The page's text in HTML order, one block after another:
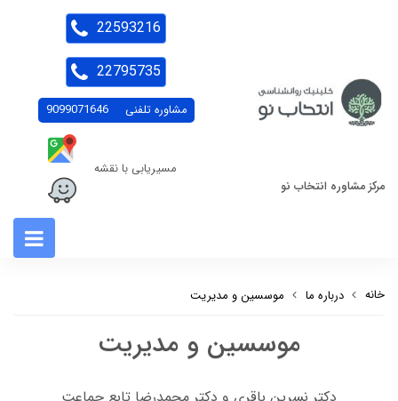
مرکز مشاوره انتخاب نو
مشاوره تلفنی 9099071646
مسیریابی با نقشه
22593216
22795735
خانه درباره ما موسسین و مدیریت
موسسین و مدیریت